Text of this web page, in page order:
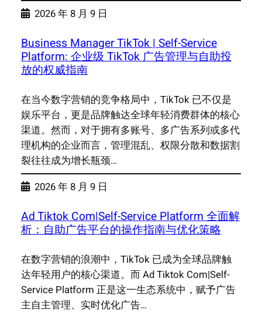
2026 年 8 月 9 日
Business Manager TikTok | Self-Service
Platform: 企业级 TikTok 广告管理与自助投
放的权威指南
在当今数字营销的竞争格局中，TikTok 已不仅是
娱乐平台，更是品牌触达全球年轻消费群体的核心
渠道。然而，对于拥有多账号、多广告系列或多代
理机构的企业而言，管理混乱、权限分散和数据割
裂往往成为增长瓶颈…
2026 年 8 月 9 日
Ad Tiktok Com|Self-Service Platform 全面解
析：自助广告平台的操作指南与优化策略
在数字营销的浪潮中，TikTok 已成为全球品牌触
达年轻用户的核心渠道。而 Ad Tiktok Com|Self-
Service Platform 正是这一生态系统中，赋予广告
主自主管理、实时优化广告…